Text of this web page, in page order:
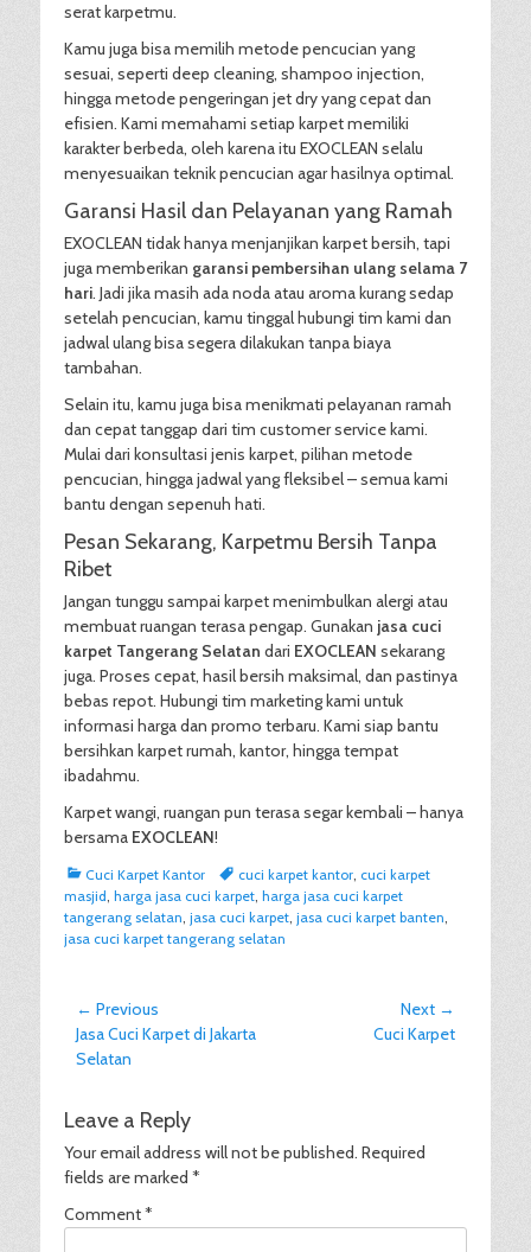
serat karpetmu.
Kamu juga bisa memilih metode pencucian yang
sesuai, seperti deep cleaning, shampoo injection,
hingga metode pengeringan jet dry yang cepat dan
efisien. Kami memahami setiap karpet memiliki
karakter berbeda, oleh karena itu EXOCLEAN selalu
menyesuaikan teknik pencucian agar hasilnya optimal.
Garansi Hasil dan Pelayanan yang Ramah
EXOCLEAN tidak hanya menjanjikan karpet bersih, tapi
juga memberikan garansi pembersihan ulang selama 7
hari. Jadi jika masih ada noda atau aroma kurang sedap
setelah pencucian, kamu tinggal hubungi tim kami dan
jadwal ulang bisa segera dilakukan tanpa biaya
tambahan.
Selain itu, kamu juga bisa menikmati pelayanan ramah
dan cepat tanggap dari tim customer service kami.
Mulai dari konsultasi jenis karpet, pilihan metode
pencucian, hingga jadwal yang fleksibel – semua kami
bantu dengan sepenuh hati.
Pesan Sekarang, Karpetmu Bersih Tanpa
Ribet
Jangan tunggu sampai karpet menimbulkan alergi atau
membuat ruangan terasa pengap. Gunakan jasa cuci
karpet Tangerang Selatan dari EXOCLEAN sekarang
juga. Proses cepat, hasil bersih maksimal, dan pastinya
bebas repot. Hubungi tim marketing kami untuk
informasi harga dan promo terbaru. Kami siap bantu
bersihkan karpet rumah, kantor, hingga tempat
ibadahmu.
Karpet wangi, ruangan pun terasa segar kembali – hanya
bersama EXOCLEAN!
Categories
Cuci Karpet Kantor Tagscuci karpet kantor, cuci karpet
masjid, harga jasa cuci karpet, harga jasa cuci karpet
tangerang selatan, jasa cuci karpet, jasa cuci karpet banten,
jasa cuci karpet tangerang selatan
Post
navigation
← Previous
Previous
post:
Jasa Cuci Karpet di Jakarta
Selatan
Next →
Cuci Karpet
Leave a Reply
Your email address will not be published. Required
fields are marked *
Comment*